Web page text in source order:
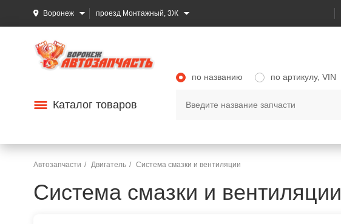
Воронеж проезд Монтажный, 3Ж
Каталог товаров
по названию по артикулу, VIN
Автозапчасти Двигатель Система смазки и вентиляции
Система смазки и вентиляции